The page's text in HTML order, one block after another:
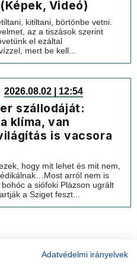
Videó)
kitiltani, börtönbe vetni.
az a tiszások szerint
el ezáltal
mert be kell...
2026.08.02 | 12:54
szállodáját:
klíma, van
is vacsora
hogy mit lehet és mit nem,
arról nem is
a siófoki Plázson ugrált
a Sziget feszt...
Adatvédelmi irányelvek